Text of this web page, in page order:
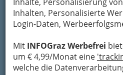
Inhalten, Personalisierte
Login-Daten,
Mit INFOGraz Werbefrei
um € 4,99/Monat eine
welche die
schreiben, das mir
voriger Zeitenzurückruft;
machen lassen, den
euch schreiben, bis es Tag
sein Lied schon geblasen,
auf.Gelobet seist du,
diese Zeit des Jahrs gar lieb,